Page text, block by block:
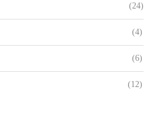
(24)
(4)
(6)
(12)